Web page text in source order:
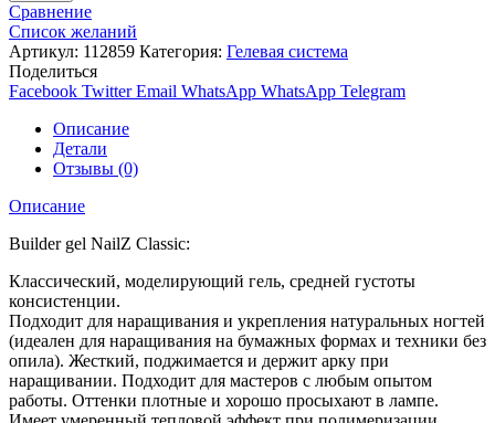
Сравнение
Список желаний
Артикул: 112859 Категория: Гелевая система
Поделиться
Facebook Twitter Email WhatsApp WhatsApp Telegram
Описание
Детали
Отзывы (0)
Описание
Builder gel NailZ Classic:
Классический, моделирующий гель, средней густоты
консистенции.
Подходит для наращивания и укрепления натуральных ногтей
(идеален для наращивания на бумажных формах и техники без
опила). Жесткий, поджимается и держит арку при
наращивании. Подходит для мастеров с любым опытом
работы. Оттенки плотные и хорошо просыхают в лампе.